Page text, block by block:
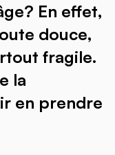
En effet,
douce,
fragile.
la
en prendre